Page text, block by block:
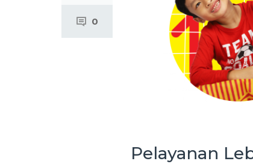
0
Pelayanan